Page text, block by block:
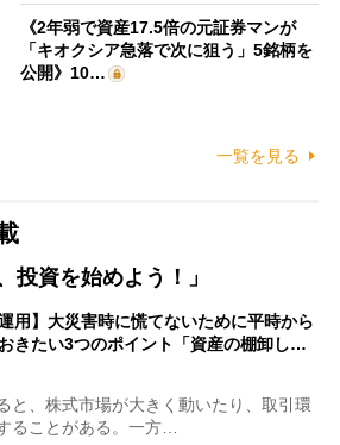
《2年弱で資産17.5倍の元証券マンが
「キオクシア急落で次に狙う」5銘柄を
公開》10…
一覧を見る
投資を始めよう！」
運用】大災害時に慌てないために平時から
きたい3つのポイント「資産の棚卸し…
、株式市場が大きく動いたり、取引環
ることがある。一方…